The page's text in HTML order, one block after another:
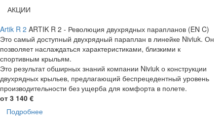
АКЦИИ
Artik R 2 ARTIK R 2 - Революция двухрядных парапланов (EN C)
Это самый доступный двухрядный параплан в линейке Niviuk. Он
позволяет наслаждаться характеристиками, близкими к
спортивным крыльям.
Это результат обширных знаний компании Niviuk о конструкции
двухрядных крыльев, предлагающий беспрецедентный уровень
производительности без ущерба для комфорта в полете.
от 3 140 €
Подробнее